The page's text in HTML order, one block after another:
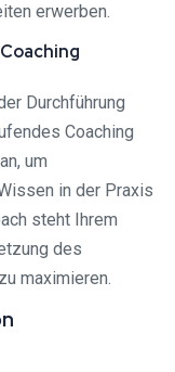
erwerben.
Durchführung
Coaching
um
in der Praxis
steht Ihrem
des
maximieren.